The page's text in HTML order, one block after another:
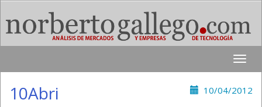
Toggle
10/04/2012
10Abri